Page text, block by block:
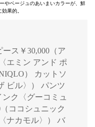
やベージュのあいまいカラーが、鮮
果的。
ス￥30,000（ア
エミン アンド ポ
） カットソ
ビル〉） パンツ
ク〈グーコミュ
ココシュニック
ナカモル〉） バ